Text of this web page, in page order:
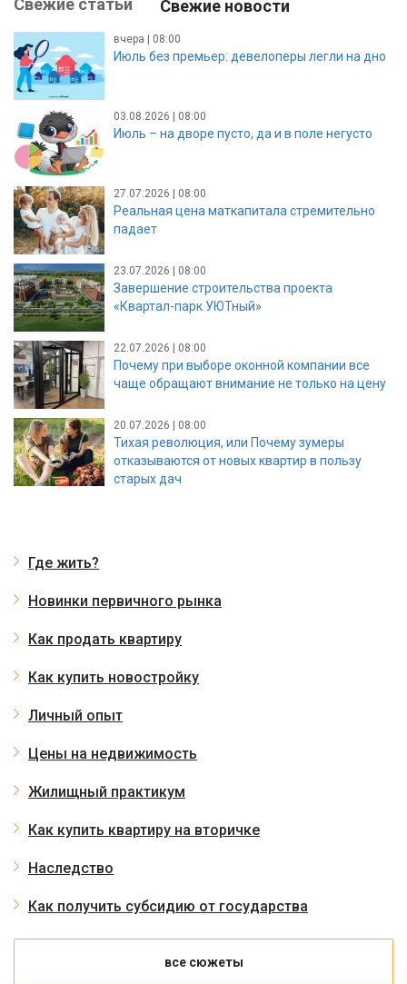
Свежие статьи Свежие новости
вчера | 08:00
Июль без премьер: девелоперы легли на дно
03.08.2026 | 08:00
Июль – на дворе пусто, да и в поле негусто
27.07.2026 | 08:00
Реальная цена маткапитала стремительно
падает
23.07.2026 | 08:00
Завершение строительства проекта
«Квартал-парк УЮТный»
22.07.2026 | 08:00
Почему при выборе оконной компании все
чаще обращают внимание не только на цену
20.07.2026 | 08:00
Тихая революция, или Почему зумеры
отказываются от новых квартир в пользу
старых дач
Где жить?
Новинки первичного рынка
Как продать квартиру
Как купить новостройку
Личный опыт
Цены на недвижимость
Жилищный практикум
Как купить квартиру на вторичке
Наследство
Как получить субсидию от государства
все сюжеты